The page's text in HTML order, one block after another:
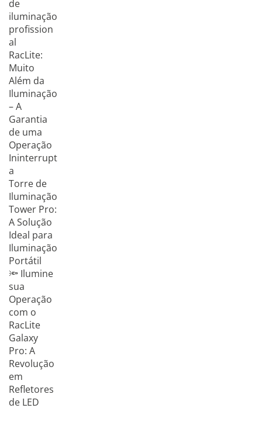
de
iluminação
profission
al
RacLite:
Muito
Além da
Iluminação
– A
Garantia
de uma
Operação
Ininterrupt
a
Torre de
Iluminação
Tower Pro:
A Solução
Ideal para
Iluminação
Portátil
🔦 Ilumine
sua
Operação
com o
RacLite
Galaxy
Pro: A
Revolução
em
Refletores
de LED